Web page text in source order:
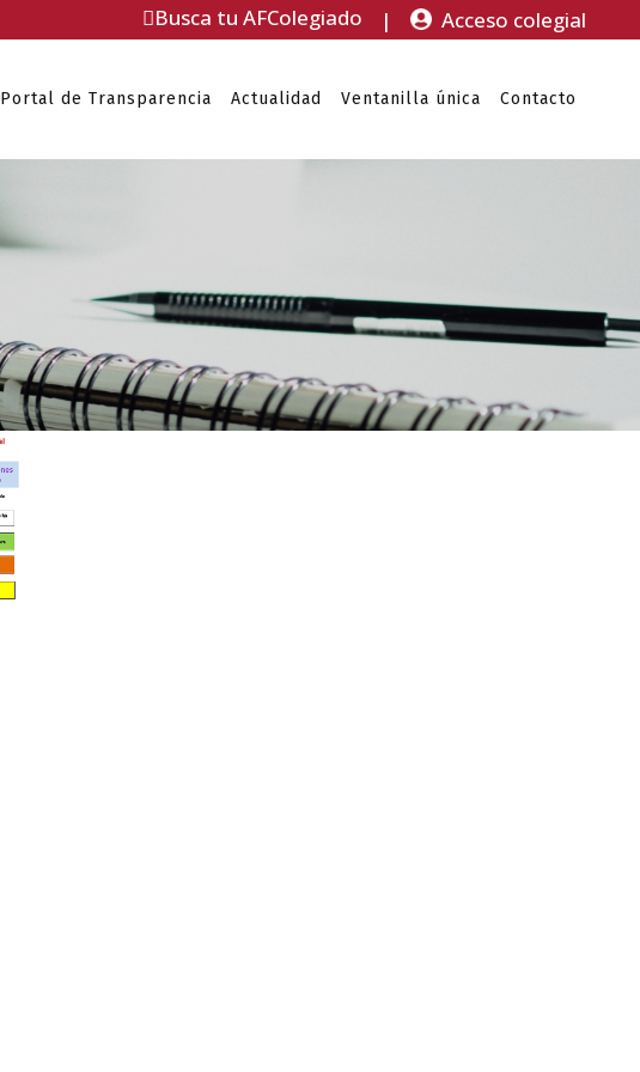
Busca tu AFColegiado | Acceso colegial
Portal de Transparencia Actualidad Ventanilla única Contacto